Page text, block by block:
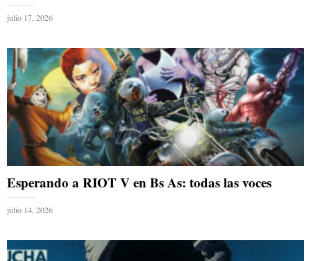
julio 17, 2026
Esperando a RIOT V en Bs As: todas las voces
julio 14, 2026